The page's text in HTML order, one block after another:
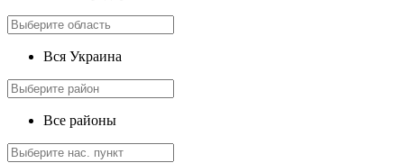
Вся Украина
Все районы